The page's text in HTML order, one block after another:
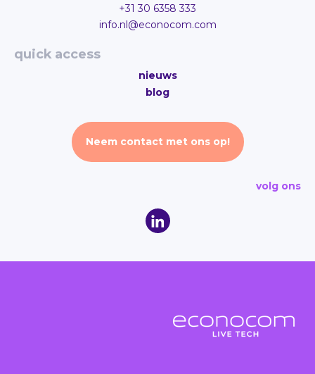
+31 30 6358 333
info.nl@econocom.com
quick access
nieuws
blog
Neem contact met ons op!
volg ons